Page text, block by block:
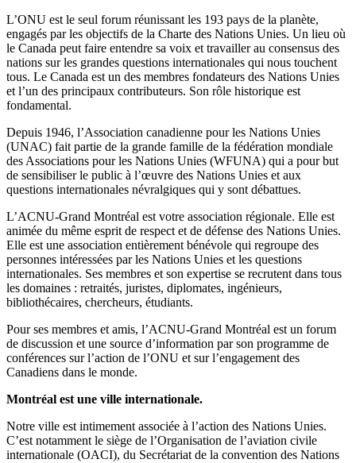
L’ONU est le seul forum réunissant les 193 pays de la planète,
engagés par les objectifs de la Charte des Nations Unies. Un lieu où
le Canada peut faire entendre sa voix et travailler au consensus des
nations sur les grandes questions internationales qui nous touchent
tous. Le Canada est un des membres fondateurs des Nations Unies
et l’un des principaux contributeurs. Son rôle historique est
fondamental.
Depuis 1946, l’Association canadienne pour les Nations Unies
(UNAC) fait partie de la grande famille de la fédération mondiale
des Associations pour les Nations Unies (WFUNA) qui a pour but
de sensibiliser le public à l’œuvre des Nations Unies et aux
questions internationales névralgiques qui y sont débattues.
L’ACNU-Grand Montréal est votre association régionale. Elle est
animée du même esprit de respect et de défense des Nations Unies.
Elle est une association entièrement bénévole qui regroupe des
personnes intéressées par les Nations Unies et les questions
internationales. Ses membres et son expertise se recrutent dans tous
les domaines : retraités, juristes, diplomates, ingénieurs,
bibliothécaires, chercheurs, étudiants.
Pour ses membres et amis, l’ACNU-Grand Montréal est un forum
de discussion et une source d’information par son programme de
conférences sur l’action de l’ONU et sur l’engagement des
Canadiens dans le monde.
Montréal est une ville internationale.
Notre ville est intimement associée à l’action des Nations Unies.
C’est notamment le siège de l’Organisation de l’aviation civile
internationale (OACI), du Secrétariat de la convention des Nations